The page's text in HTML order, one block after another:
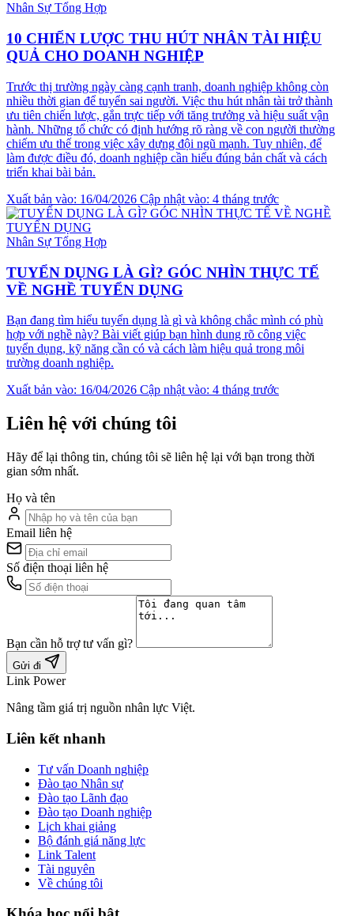
Nhân Sự Tổng Hợp
10 CHIẾN LƯỢC THU HÚT NHÂN TÀI HIỆU
QUẢ CHO DOANH NGHIỆP
Trước thị trường ngày càng cạnh tranh, doanh nghiệp không còn
nhiều thời gian để tuyển sai người. Việc thu hút nhân tài trở thành
ưu tiên chiến lược, gắn trực tiếp với tăng trưởng và hiệu suất vận
hành. Những tổ chức có định hướng rõ ràng về con người thường
chiếm ưu thế trong việc xây dựng đội ngũ mạnh. Tuy nhiên, để
làm được điều đó, doanh nghiệp cần hiểu đúng bản chất và cách
triển khai bài bản.
Xuất bản vào: 16/04/2026 Cập nhật vào: 4 tháng trước
Nhân Sự Tổng Hợp
TUYỂN DỤNG LÀ GÌ? GÓC NHÌN THỰC TẾ
VỀ NGHỀ TUYỂN DỤNG
Bạn đang tìm hiểu tuyển dụng là gì và không chắc mình có phù
hợp với nghề này? Bài viết giúp bạn hình dung rõ công việc
tuyển dụng, kỹ năng cần có và cách làm hiệu quả trong môi
trường doanh nghiệp.
Xuất bản vào: 16/04/2026 Cập nhật vào: 4 tháng trước
Liên hệ với chúng tôi
Hãy để lại thông tin, chúng tôi sẽ liên hệ lại với bạn trong thời
gian sớm nhất.
Họ và tên
Email liên hệ
Số điện thoại liên hệ
Bạn cần hỗ trợ tư vấn gì?
Gửi đi
Link Power
Nâng tầm giá trị nguồn nhân lực Việt.
Liên kết nhanh
Tư vấn Doanh nghiệp
Đào tạo Nhân sự
Đào tạo Lãnh đạo
Đào tạo Doanh nghiệp
Lịch khai giảng
Bộ đánh giá năng lực
Link Talent
Tài nguyên
Về chúng tôi